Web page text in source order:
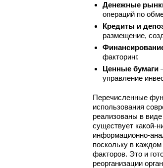
Денежные
операций по
Кредиты и
размещение,
факторинг.
Ценные бумаги
управление
Перечисленные
использования
реализованы в
существует какой-
информационно-
поскольку в
факторов. Это и
реорганизации